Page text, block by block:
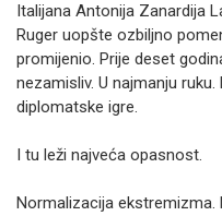
Italijana Antonija Zanardija
Ruger uopšte ozbiljno
promijenio. Prije deset
nezamisliv. U najmanju
diplomatske igre.
I tu leži najveća opasnost.
Normalizacija ekstremizma.